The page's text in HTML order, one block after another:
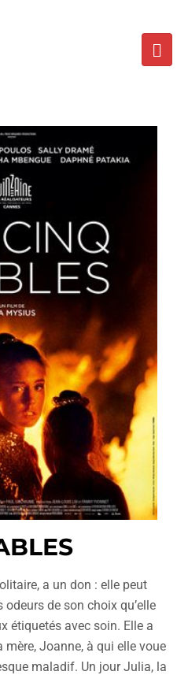
a un don : elle peut
de son choix qu’elle
étiquetés avec soin. Elle a
mère, Joanne, à qui elle voue
maladif. Un jour Julia, la